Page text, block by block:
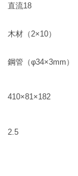
直流18
木材（2×10）
鋼管（φ34×3mm）
410×81×182
2.5